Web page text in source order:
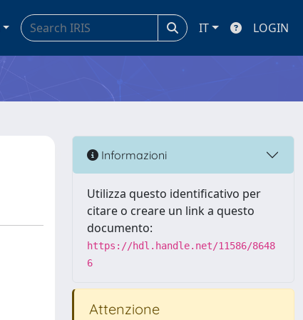
IT LOGIN
Informazioni
Utilizza questo identificativo per
citare o creare un link a questo
documento:
https://hdl.handle.net/11586/8648
6
Attenzione